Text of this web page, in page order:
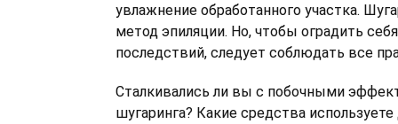
увлажнение обработанного участка.
метод эпиляции. Но, чтобы оградить
последствий, следует соблюдать все
Сталкивались ли вы с побочными
шугаринга? Какие средства используете